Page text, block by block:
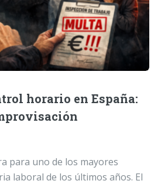
horario en España:
para uno de los mayores
laboral de los últimos años. El